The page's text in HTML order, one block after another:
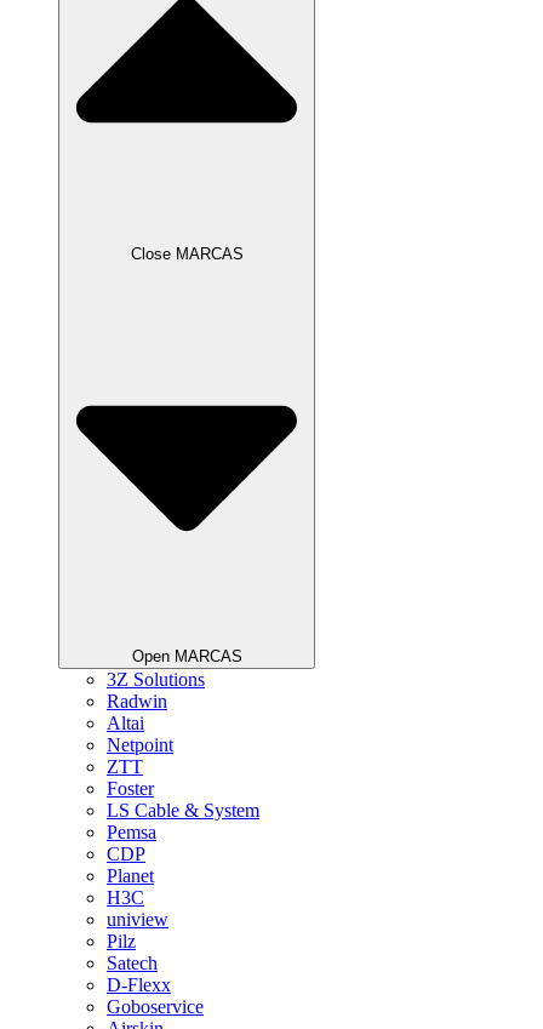
Close MARCAS
Open MARCAS
3Z Solutions
Radwin
Altai
Netpoint
ZTT
Foster
LS Cable & System
Pemsa
CDP
Planet
H3C
uniview
Pilz
Satech
D-Flexx
Goboservice